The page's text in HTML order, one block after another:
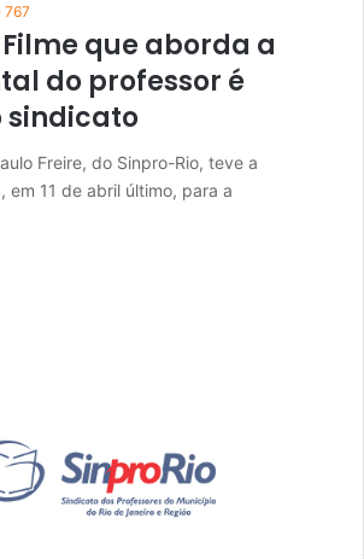
767
que aborda a
do professor é
sindicato
Freire, do Sinpro-Rio, teve a
em 11 de abril último, para a